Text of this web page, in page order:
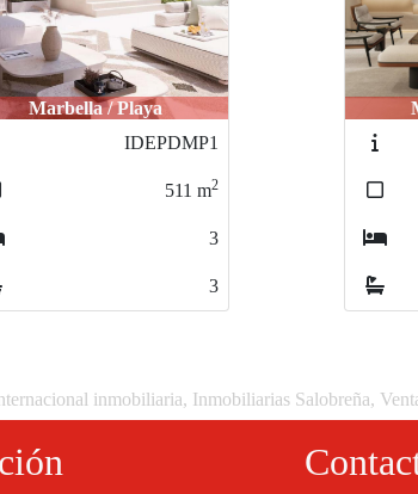
Marbella / Playa
IDEPDMP2C
483m2
3
3
inmobiliaria, Inmobiliarias Salobreña,